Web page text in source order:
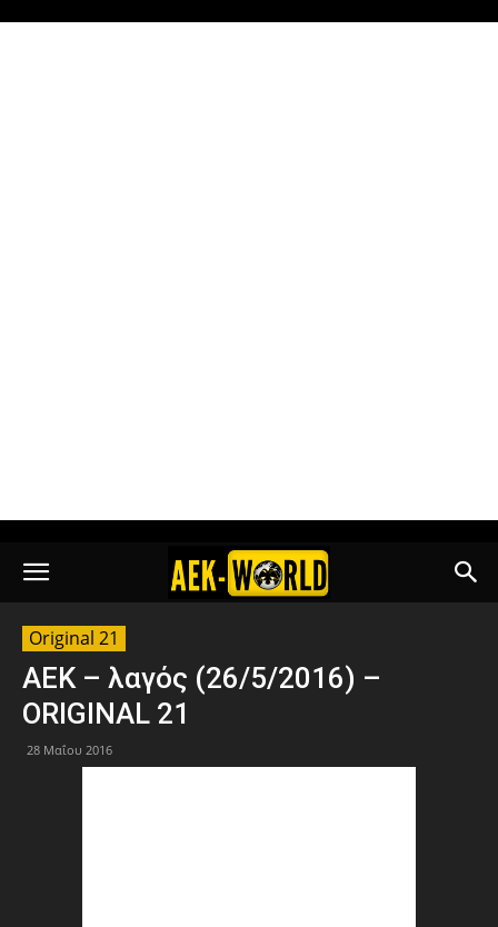
Original 21
ΑΕΚ – λαγός (26/5/2016) –
ORIGINAL 21
28 Μαΐου 2016